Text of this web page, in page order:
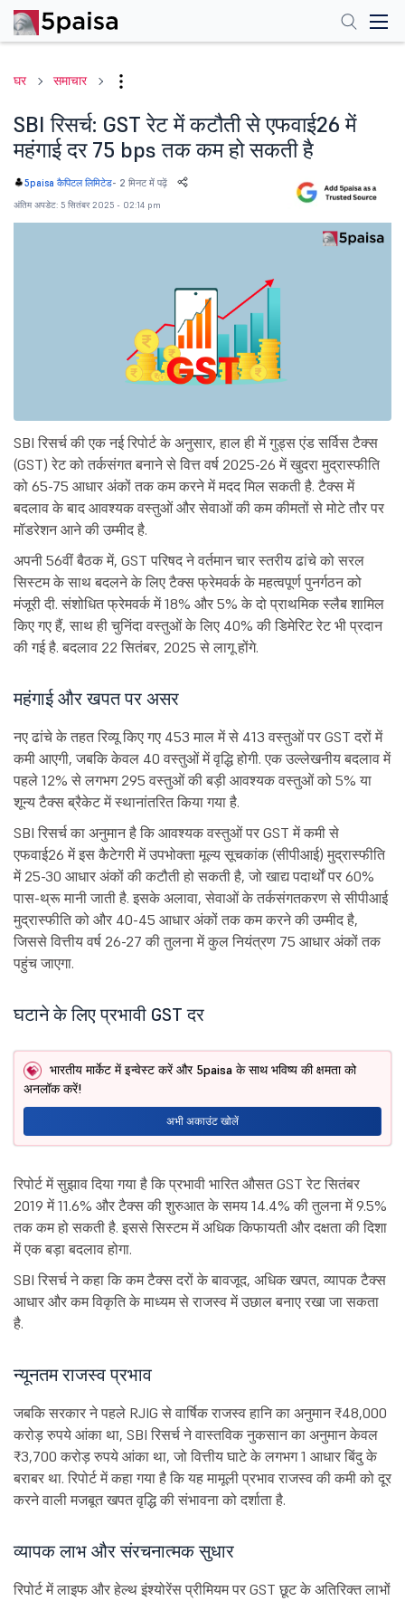
घर समाचार
SBI रिसर्च: GST रेट में कटौती से एफवाई26 में
महंगाई दर 75 bps तक कम हो सकती है
5paisa कैपिटल लिमिटेड- 2 मिनट में पढ़ें
अंतिम अपडेट: 5 सितंबर 2025 - 02:14 pm
SBI रिसर्च की एक नई रिपोर्ट के अनुसार, हाल ही में गुड्स एंड सर्विस टैक्स
(GST) रेट को तर्कसंगत बनाने से वित्त वर्ष 2025-26 में खुदरा मुद्रास्फीति
को 65-75 आधार अंकों तक कम करने में मदद मिल सकती है. टैक्स में
बदलाव के बाद आवश्यक वस्तुओं और सेवाओं की कम कीमतों से मोटे तौर पर
मॉडरेशन आने की उम्मीद है.
अपनी 56वीं बैठक में, GST परिषद ने वर्तमान चार स्तरीय ढांचे को सरल
सिस्टम के साथ बदलने के लिए टैक्स फ्रेमवर्क के महत्वपूर्ण पुनर्गठन को
मंजूरी दी. संशोधित फ्रेमवर्क में 18% और 5% के दो प्राथमिक स्लैब शामिल
किए गए हैं, साथ ही चुनिंदा वस्तुओं के लिए 40% की डिमेरिट रेट भी प्रदान
की गई है. बदलाव 22 सितंबर, 2025 से लागू होंगे.
महंगाई और खपत पर असर
नए ढांचे के तहत रिव्यू किए गए 453 माल में से 413 वस्तुओं पर GST दरों में
कमी आएगी, जबकि केवल 40 वस्तुओं में वृद्धि होगी. एक उल्लेखनीय बदलाव में
पहले 12% से लगभग 295 वस्तुओं की बड़ी आवश्यक वस्तुओं को 5% या
शून्य टैक्स ब्रैकेट में स्थानांतरित किया गया है.
SBI रिसर्च का अनुमान है कि आवश्यक वस्तुओं पर GST में कमी से
एफवाई26 में इस कैटेगरी में उपभोक्ता मूल्य सूचकांक (सीपीआई) मुद्रास्फीति
में 25-30 आधार अंकों की कटौती हो सकती है, जो खाद्य पदार्थों पर 60%
पास-थ्रू मानी जाती है. इसके अलावा, सेवाओं के तर्कसंगतकरण से सीपीआई
मुद्रास्फीति को और 40-45 आधार अंकों तक कम करने की उम्मीद है,
जिससे वित्तीय वर्ष 26-27 की तुलना में कुल नियंत्रण 75 आधार अंकों तक
पहुंच जाएगा.
घटाने के लिए प्रभावी GST दर
भारतीय मार्केट में इन्वेस्ट करें और 5paisa के साथ भविष्य की क्षमता को
अनलॉक करें!
अभी अकाउंट खोलें
रिपोर्ट में सुझाव दिया गया है कि प्रभावी भारित औसत GST रेट सितंबर
2019 में 11.6% और टैक्स की शुरुआत के समय 14.4% की तुलना में 9.5%
तक कम हो सकती है. इससे सिस्टम में अधिक किफायती और दक्षता की दिशा
में एक बड़ा बदलाव होगा.
SBI रिसर्च ने कहा कि कम टैक्स दरों के बावजूद, अधिक खपत, व्यापक टैक्स
आधार और कम विकृति के माध्यम से राजस्व में उछाल बनाए रखा जा सकता
है.
न्यूनतम राजस्व प्रभाव
जबकि सरकार ने पहले RJIG से वार्षिक राजस्व हानि का अनुमान ₹48,000
करोड़ रुपये आंका था, SBI रिसर्च ने वास्तविक नुकसान का अनुमान केवल
₹3,700 करोड़ रुपये आंका था, जो वित्तीय घाटे के लगभग 1 आधार बिंदु के
बराबर था. रिपोर्ट में कहा गया है कि यह मामूली प्रभाव राजस्व की कमी को दूर
करने वाली मजबूत खपत वृद्धि की संभावना को दर्शाता है.
व्यापक लाभ और संरचनात्मक सुधार
रिपोर्ट में लाइफ और हेल्थ इंश्योरेंस प्रीमियम पर GST छूट के अतिरिक्त लाभों